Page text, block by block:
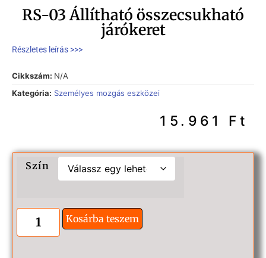
RS-03 Állítható összecsukható
járókeret
Részletes leírás >>>
Cikkszám: N/A
Kategória: Személyes mozgás eszközei
15.961 Ft
Szín
Kosárba teszem